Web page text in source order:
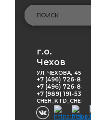
г.о.
Чехов
УЛ. ЧЕХОВА, 45
+7 (496) 726-
+7 (496) 726-
+7 (989) 191-53-